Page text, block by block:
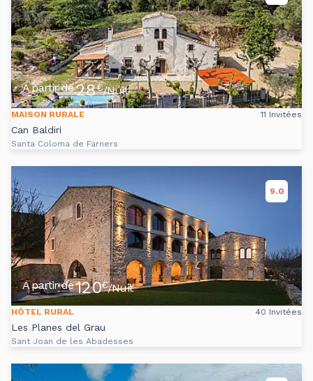
A partir de28€/Nuit
MAISON RURALE 11 Invitées
Can Baldiri
Santa Coloma de Farners
9.0
A partir de120€/Nuit
HÔTEL RURAL 40 Invitées
Les Planes del Grau
Sant Joan de les Abadesses